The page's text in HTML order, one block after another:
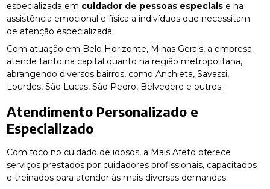
especializada em cuidador de pessoas especiais e na
assistência emocional e física a indivíduos que necessitam
de atenção especializada.
Com atuação em Belo Horizonte, Minas Gerais, a empresa
atende tanto na capital quanto na região metropolitana,
abrangendo diversos bairros, como Anchieta, Savassi,
Lourdes, São Lucas, São Pedro, Belvedere e outros.
Atendimento Personalizado e
Especializado
Com foco no cuidado de idosos, a Mais Afeto oferece
serviços prestados por cuidadores profissionais, capacitados
e treinados para atender às mais diversas demandas.